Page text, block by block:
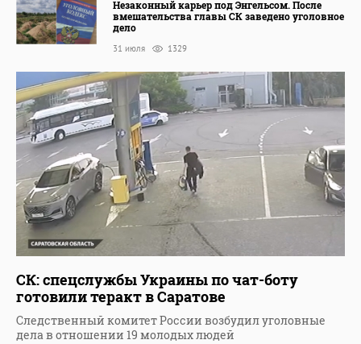
Незаконный карьер под Энгельсом. После
вмешательства главы СК заведено уголовное
дело
31 июля 1329
СК: спецслужбы Украины по чат-боту
готовили теракт в Саратове
Следственный комитет России возбудил уголовные
дела в отношении 19 молодых людей